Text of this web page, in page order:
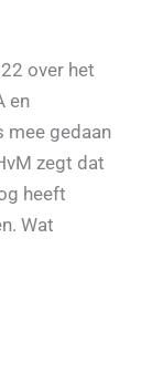
over het
en
mee gedaan
zegt dat
heeft
Wat